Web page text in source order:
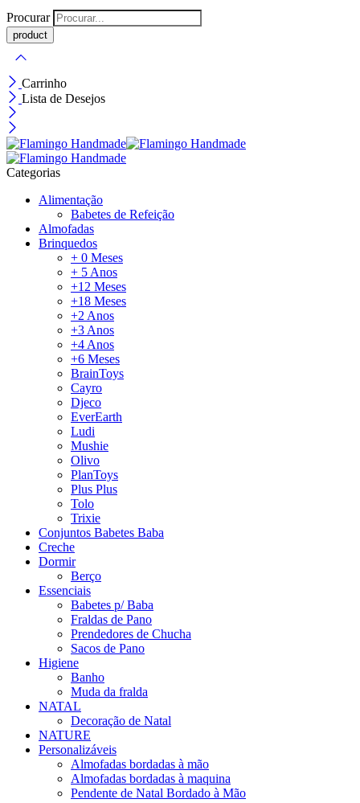
Procurar
Carrinho
Lista de Desejos
Categorias
Alimentação
Babetes de Refeição
Almofadas
Brinquedos
+ 0 Meses
+ 5 Anos
+12 Meses
+18 Meses
+2 Anos
+3 Anos
+4 Anos
+6 Meses
BrainToys
Cayro
Djeco
EverEarth
Ludi
Mushie
Olivo
PlanToys
Plus Plus
Tolo
Trixie
Conjuntos Babetes Baba
Creche
Dormir
Berço
Essenciais
Babetes p/ Baba
Fraldas de Pano
Prendedores de Chucha
Sacos de Pano
Higiene
Banho
Muda da fralda
NATAL
Decoração de Natal
NATURE
Personalizáveis
Almofadas bordadas à mão
Almofadas bordadas à maquina
Pendente de Natal Bordado à Mão